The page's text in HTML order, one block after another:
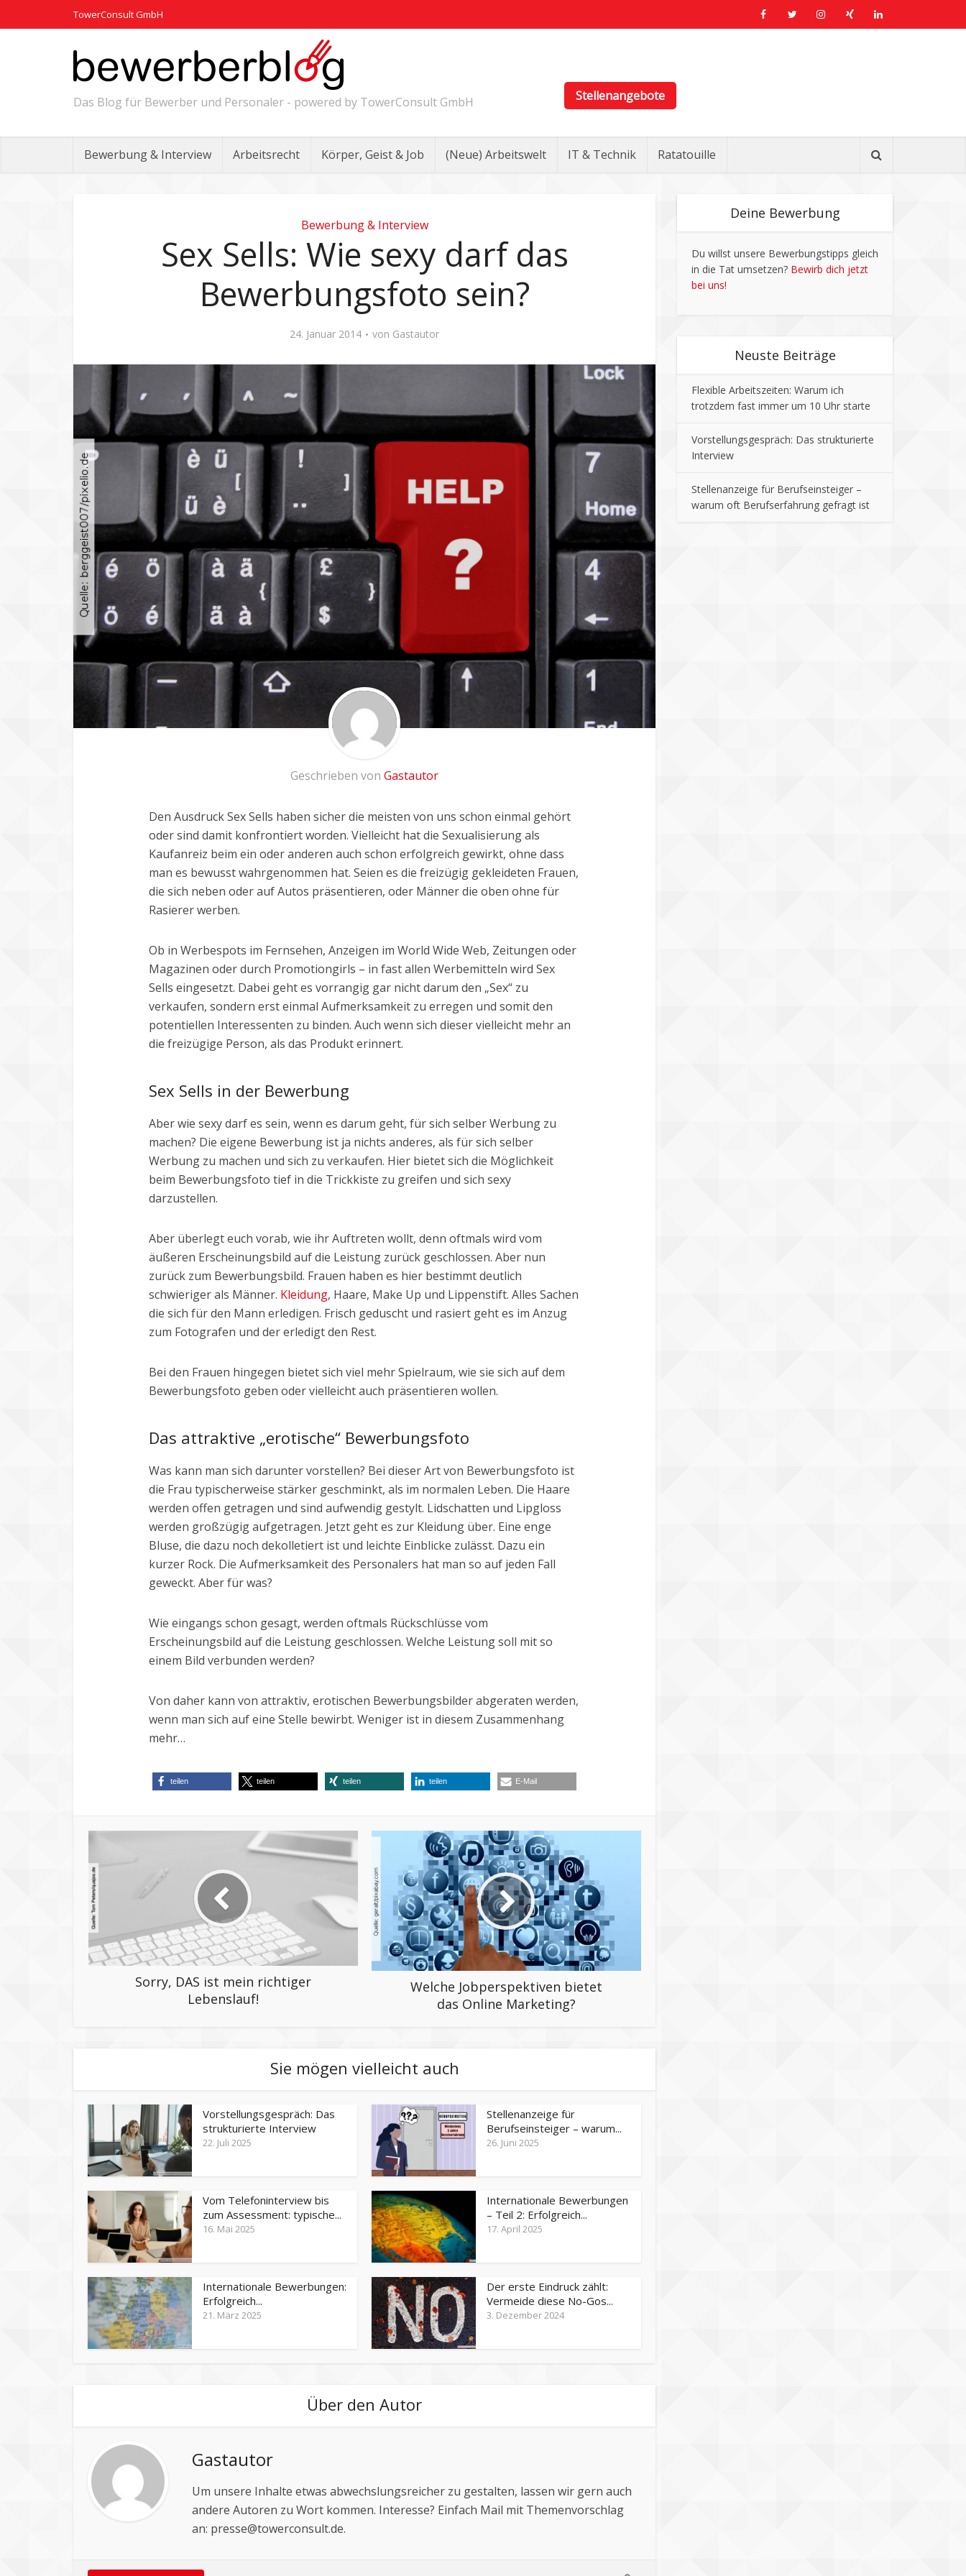
TowerConsult GmbH
Das Blog für Bewerber und Personaler - powered by TowerConsult GmbH
Bewerbung & Interview Arbeitsrecht Körper, Geist & Job (Neue) Arbeitswelt IT & Technik Ratatouille
Stellenangebote
Bewerbung & Interview
Sex Sells: Wie sexy darf das
Bewerbungsfoto sein?
24. Januar 2014 von Gastautor
Geschrieben von Gastautor
Den Ausdruck Sex Sells haben sicher die meisten von uns schon einmal gehört
oder sind damit konfrontiert worden. Vielleicht hat die Sexualisierung als
Kaufanreiz beim ein oder anderen auch schon erfolgreich gewirkt, ohne dass
man es bewusst wahrgenommen hat. Seien es die freizügig gekleideten Frauen,
die sich neben oder auf Autos präsentieren, oder Männer die oben ohne für
Rasierer werben.
Ob in Werbespots im Fernsehen, Anzeigen im World Wide Web, Zeitungen oder
Magazinen oder durch Promotiongirls – in fast allen Werbemitteln wird Sex
Sells eingesetzt. Dabei geht es vorrangig gar nicht darum den „Sex“ zu
verkaufen, sondern erst einmal Aufmerksamkeit zu erregen und somit den
potentiellen Interessenten zu binden. Auch wenn sich dieser vielleicht mehr an
die freizügige Person, als das Produkt erinnert.
Sex Sells in der Bewerbung
Aber wie sexy darf es sein, wenn es darum geht, für sich selber Werbung zu
machen? Die eigene Bewerbung ist ja nichts anderes, als für sich selber
Werbung zu machen und sich zu verkaufen. Hier bietet sich die Möglichkeit
beim Bewerbungsfoto tief in die Trickkiste zu greifen und sich sexy
darzustellen.
Aber überlegt euch vorab, wie ihr Auftreten wollt, denn oftmals wird vom
äußeren Erscheinungsbild auf die Leistung zurück geschlossen. Aber nun
zurück zum Bewerbungsbild. Frauen haben es hier bestimmt deutlich
schwieriger als Männer. Kleidung, Haare, Make Up und Lippenstift. Alles Sachen
die sich für den Mann erledigen. Frisch geduscht und rasiert geht es im Anzug
zum Fotografen und der erledigt den Rest.
Bei den Frauen hingegen bietet sich viel mehr Spielraum, wie sie sich auf dem
Bewerbungsfoto geben oder vielleicht auch präsentieren wollen.
Das attraktive „erotische“ Bewerbungsfoto
Was kann man sich darunter vorstellen? Bei dieser Art von Bewerbungsfoto ist
die Frau typischerweise stärker geschminkt, als im normalen Leben. Die Haare
werden offen getragen und sind aufwendig gestylt. Lidschatten und Lipgloss
werden großzügig aufgetragen. Jetzt geht es zur Kleidung über. Eine enge
Bluse, die dazu noch dekolletiert ist und leichte Einblicke zulässt. Dazu ein
kurzer Rock. Die Aufmerksamkeit des Personalers hat man so auf jeden Fall
geweckt. Aber für was?
Wie eingangs schon gesagt, werden oftmals Rückschlüsse vom
Erscheinungsbild auf die Leistung geschlossen. Welche Leistung soll mit so
einem Bild verbunden werden?
Von daher kann von attraktiv, erotischen Bewerbungsbilder abgeraten werden,
wenn man sich auf eine Stelle bewirbt. Weniger ist in diesem Zusammenhang
mehr…
teilen teilen teilen teilen E-Mail
Sorry, DAS ist mein richtiger
Lebenslauf!
Welche Jobperspektiven bietet
das Online Marketing?
Sie mögen vielleicht auch
Vorstellungsgespräch: Das
strukturierte Interview
22. Juli 2025
Stellenanzeige für
Berufseinsteiger – warum...
26. Juni 2025
Vom Telefoninterview bis
zum Assessment: typische...
16. Mai 2025
Internationale Bewerbungen
– Teil 2: Erfolgreich...
17. April 2025
Internationale Bewerbungen:
Erfolgreich...
21. März 2025
Der erste Eindruck zählt:
Vermeide diese No-Gos...
3. Dezember 2024
Über den Autor
Gastautor
Um unsere Inhalte etwas abwechslungsreicher zu gestalten, lassen wir gern auch
andere Autoren zu Wort kommen. Interesse? Einfach Mail mit Themenvorschlag
an: presse@towerconsult.de.
Deine Bewerbung
Du willst unsere Bewerbungstipps gleich
in die Tat umsetzen? Bewirb dich jetzt
bei uns!
Neuste Beiträge
Flexible Arbeitszeiten: Warum ich
trotzdem fast immer um 10 Uhr starte
Vorstellungsgespräch: Das strukturierte
Interview
Stellenanzeige für Berufseinsteiger –
warum oft Berufserfahrung gefragt ist